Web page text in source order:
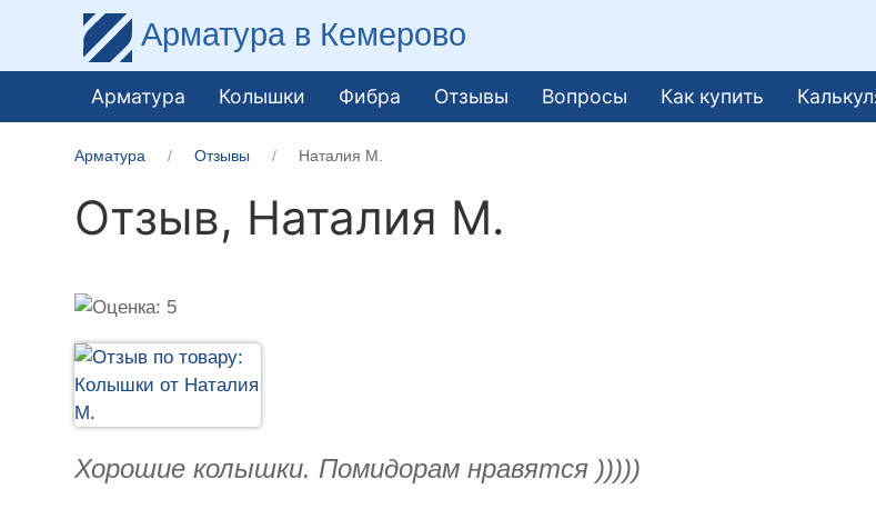
Арматура в Кемерово
Арматура Колышки Фибра Отзывы Вопросы Как купить
Арматура Отзывы Наталия М.
Отзыв, Наталия М.
Хорошие колышки. Помидорам нравятся )))))